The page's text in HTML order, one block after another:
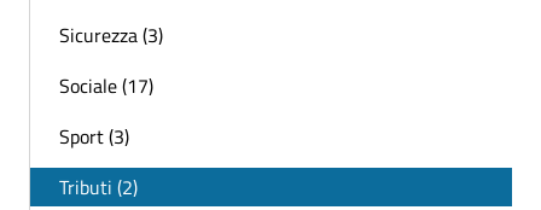
Sicurezza (3)
Sociale (17)
Sport (3)
Tributi (2)